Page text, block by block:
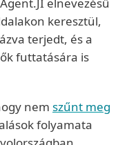
keresztül,
terjedt, és a
futtatására is
nem szűnt meg
folyamata